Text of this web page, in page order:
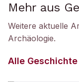
Mehr aus
Weitere aktuelle
Archäologie.
Alle